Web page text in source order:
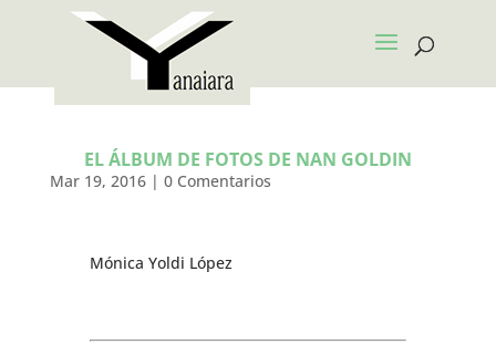
EL ÁLBUM DE FOTOS DE NAN GOLDIN
Mar 19, 2016| 0 Comentarios
Mónica Yoldi López